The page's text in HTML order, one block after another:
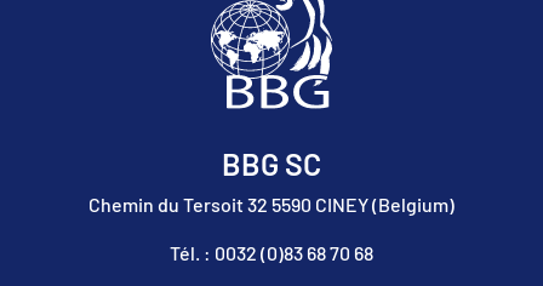
BBG SC
Chemin du Tersoit 32 5590 CINEY (Belgium)
Tél. : 0032 (0)83 68 70 68